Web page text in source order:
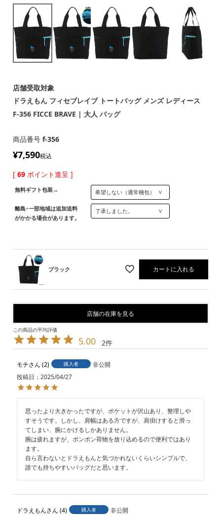
店舗受取対象
ドラえもん フィセブレイブ トートバッグ メンズ レディース
F-356 FICCE BRAVE | 大人 バッグ
商品番号 f-356
¥7,590税込
[ 69 ポイント進呈 ]
無料ギフト包装→
離島･一部地域は追加送料
がかかる場合があります。
ブラック カートに入れる
店舗の在庫を見る
5.00 2
モチ 2 購入者
非公開
投稿日
2025/04/27
思ったより大きかったですが、ポケットが沢山あり、整理しや
すそうです。しかし、肩幅はある方ですが、肩掛けすると滑っ
てしまい、腕にかけるしかありません。
腕は疲れますが、ポンポン荷物を放り込めるので便利ではあり
ます。
自ら言わないとドラえもんと気づかれないくらいシンプルで、
誰でも持ちやすいバッグだと思います。
ドラえもん 4 購入者
非公開